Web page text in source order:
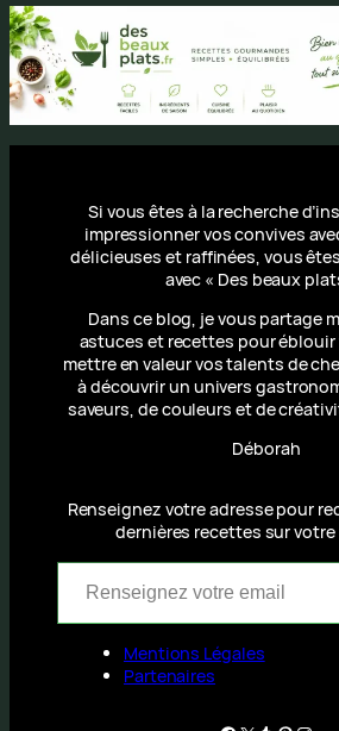
Si vous êtes à la recherche
impressionner vos convives
délicieuses et raffinées, vous
avec « Des beaux
Dans ce blog, je vous partage
astuces et recettes pour
mettre en valeur vos talents de
à découvrir un univers
saveurs, de couleurs et de
Déborah
Renseignez votre adresse pour
dernières recettes sur
Renseignez votre email
Mentions Légales
Partenaires